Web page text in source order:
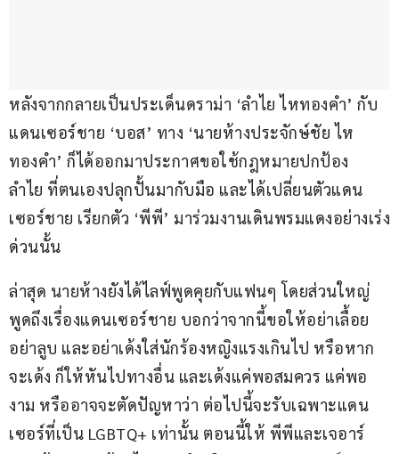
หลังจากกลายเป็นประเด็นดราม่า ‘ลำไย ไหทองคำ’ กับ
แดนเซอร์ชาย ‘บอส’ ทาง ‘นายห้างประจักษ์ชัย ไห
ทองคำ’ ก็ได้ออกมาประกาศขอใช้กฎหมายปกป้อง
ลำไย ที่ตนเองปลุกปั้นมากับมือ และได้เปลี่ยนตัวแดน
เซอร์ชาย เรียกตัว ‘พีพี’ มาร่วมงานเดินพรมแดงอย่างเร่ง
ด่วนนั้น
ล่าสุด นายห้างยังได้ไลฟ์พูดคุยกับแฟนๆ โดยส่วนใหญ่
พูดถึงเรื่องแดนเซอร์ชาย บอกว่าจากนี้ขอให้อย่าเลื้อย
อย่าลูบ และอย่าเด้งใส่นักร้องหญิงแรงเกินไป หรือหาก
จะเด้ง ก็ให้หันไปทางอื่น และเด้งแค่พอสมควร แค่พอ
งาม หรืออาจจะตัดปัญหาว่า ต่อไปนี้จะรับเฉพาะแดน
เซอร์ที่เป็น LGBTQ+ เท่านั้น ตอนนี้ให้ พีพีและเจอาร์